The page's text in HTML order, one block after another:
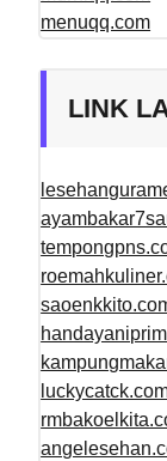
menuqq.com
LINK